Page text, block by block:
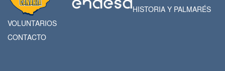
HISTORIA Y PALMARÉS
VOLUNTARIOS
CONTACTO